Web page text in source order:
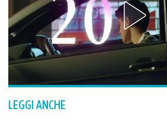
LEGGI ANCHE